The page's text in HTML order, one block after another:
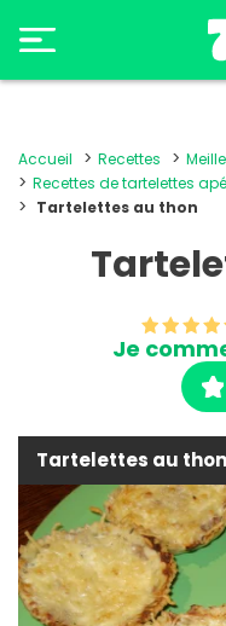
Accueil Recettes
Recettes de tartelettes
Tartelettes au thon
Je
Tartelettes au thon